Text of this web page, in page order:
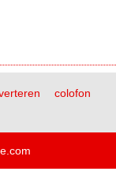
colofon